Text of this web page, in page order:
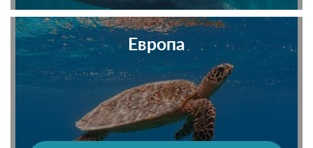
Европа